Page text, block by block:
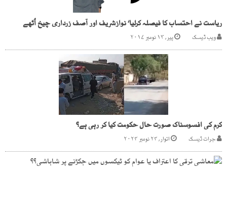
ریاست نے احتساب کا فیصلہ کرلیا‘ نوازشریف اور آصف زرداری چیخ اُٹھے
ویب ڈیسک پیر, ۱۳ نومبر ۲۰۱۷
کرم کی افسوسناک صورت حال حکومت کیا کر رہی ہے؟
جرات ڈیسک اتوار, ۲۴ نومبر ۲۰۲۴